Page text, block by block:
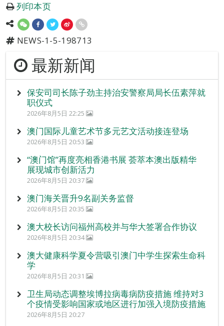
列印本页
NEWS-1-5-198713
最新新闻
保安司司长陈子劲主持治安警察局局长伍素萍就
职仪式
2026年8月5日 22:25
澳门国际儿童艺术节多元艺文活动接连登场
2026年8月5日 20:53
“澳门馆”再度亮相香港书展 荟萃本澳出版精华
展现城市创新活力
2026年8月5日 20:37
澳门海关晋升9名副关务监督
2026年8月5日 20:35
澳大校长访问福州高校并与华大签署合作协议
2026年8月5日 20:34
澳大健康科学夏令营吸引澳门中学生探索生命科
学
2026年8月5日 20:31
卫生局动态调整埃博拉病毒病防疫措施 维持对3
个疫情受影响国家或地区进行加强入境防疫措施
2026年8月5日 20:27